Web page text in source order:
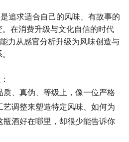
追求适合自己的风味、有故事的
在消费升级与文化自信的时代
力从感官分析升级为风味创造与
、真伪、等级上，像一位严格
调整来塑造特定风味、如何为
酒好在哪里，却很少能告诉你